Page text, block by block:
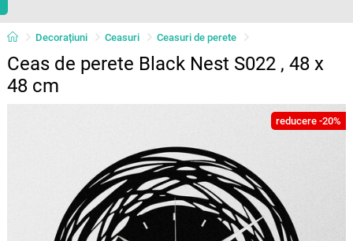
Decorațiuni Ceasuri Ceasuri de perete
Ceas de perete Black Nest S022 , 48 x
48 cm
reducere -20%